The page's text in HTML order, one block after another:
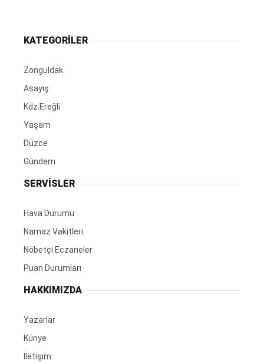
KATEGORİLER
Zonguldak
Asayiş
Kdz.Ereğli
Yaşam
Düzce
Gündem
SERVİSLER
Hava Durumu
Namaz Vakitleri
Nöbetçi Eczaneler
Puan Durumları
HAKKIMIZDA
Yazarlar
Künye
İletişim